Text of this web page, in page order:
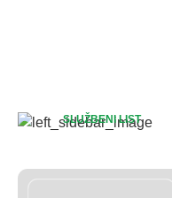
SLUŽBENI LIST